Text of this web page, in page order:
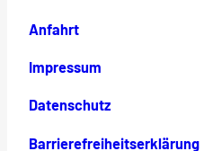
Anfahrt
Impressum
Datenschutz
Barrierefreiheitserklärung